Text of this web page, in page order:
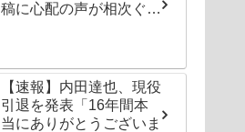
稿に心配の声が相次ぐ
【速報】内田達也、現役
引退を発表「16年間本
当にありがとうございま